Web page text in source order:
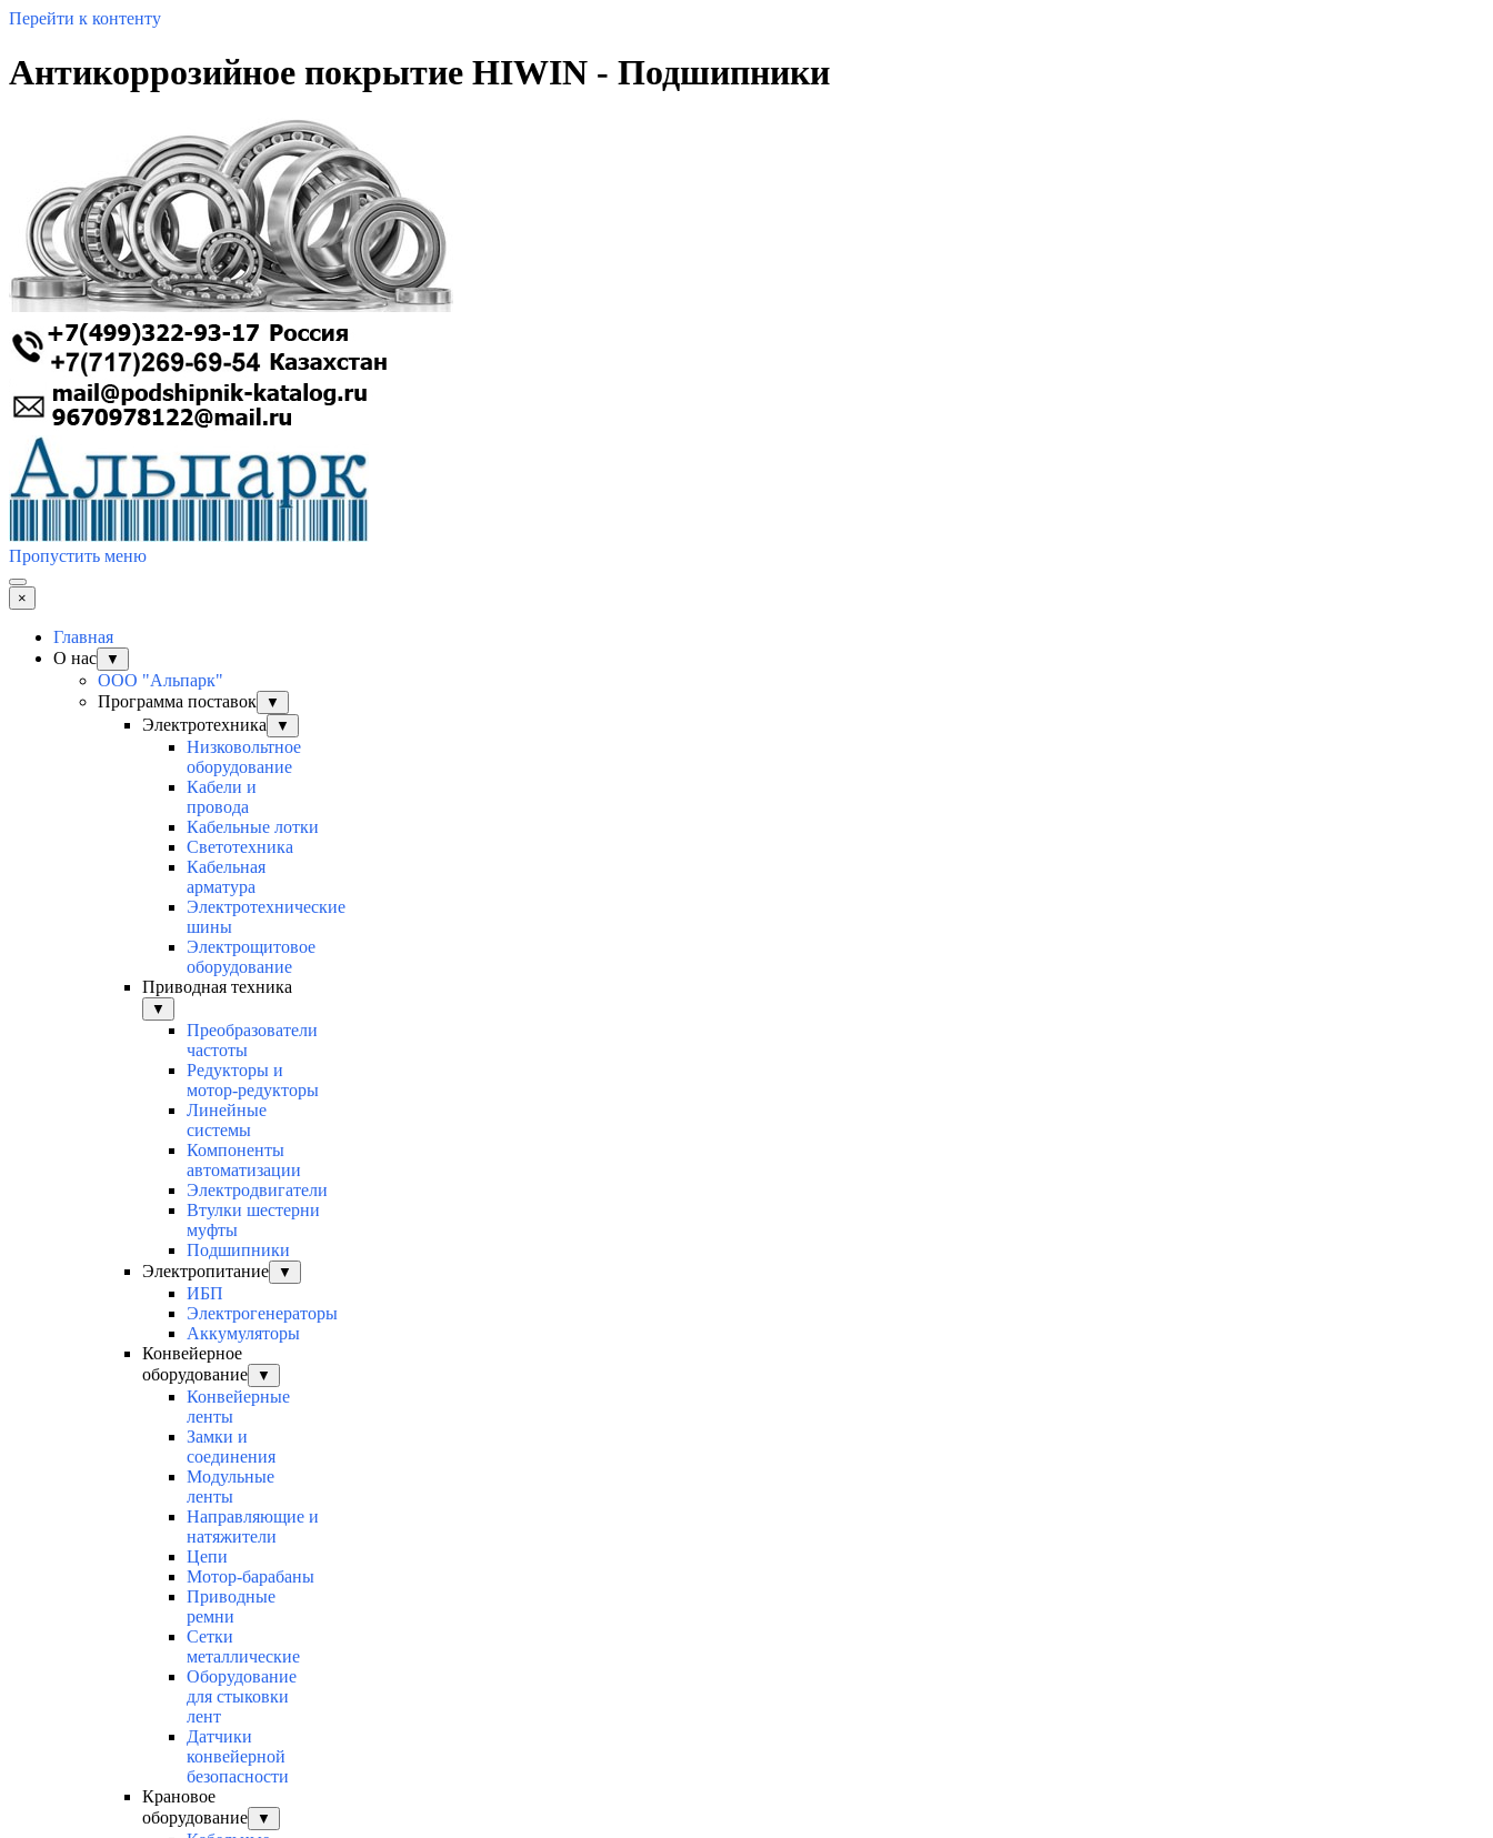
Перейти к контенту
Антикоррозийное покрытие HIWIN - Подшипники
Пропустить меню
×
Главная
О нас
▼
ООО "Альпарк"
Программа поставок
▼
Электротехника ▼
Низковольтное
оборудование
Кабели и
провода
Кабельные лотки
Светотехника
Кабельная
арматура
Электротехнические
шины
Электрощитовое
оборудование
Приводная техника
▼
Преобразователи
частоты
Редукторы и
мотор-редукторы
Линейные
системы
Компоненты
автоматизации
Электродвигатели
Втулки шестерни
муфты
Подшипники
Электропитание
▼
ИБП
Электрогенераторы
Аккумуляторы
Конвейерное
оборудование
▼
Конвейерные
ленты
Замки и
соединения
Модульные
ленты
Направляющие и
натяжители
Цепи
Мотор-барабаны
Приводные
ремни
Сетки
металлические
Оборудование
для стыковки
лент
Датчики
конвейерной
безопасности
Крановое
оборудование
▼